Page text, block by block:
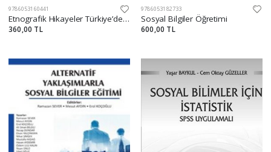
9786053160441
Etnografik Hikayeler Türkiye’de?Alan?Araştırması Deneyimleri
360,00 TL
9786053182733
Sosyal Bilgiler Öğretimi
600,00 TL